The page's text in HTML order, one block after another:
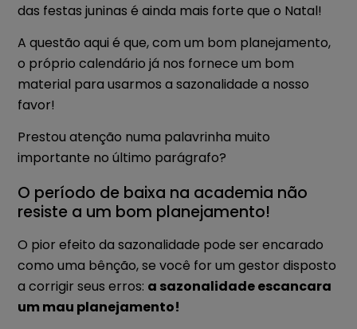
das festas juninas é ainda mais forte que o Natal!
A questão aqui é que, com um bom planejamento,
o próprio calendário já nos fornece um bom
material para usarmos a sazonalidade a nosso
favor!
Prestou atenção numa palavrinha muito
importante no último parágrafo?
O período de baixa na academia não
resiste a um bom planejamento!
O pior efeito da sazonalidade pode ser encarado
como uma bênção, se você for um gestor disposto
a corrigir seus erros: a sazonalidade escancara
um mau planejamento!